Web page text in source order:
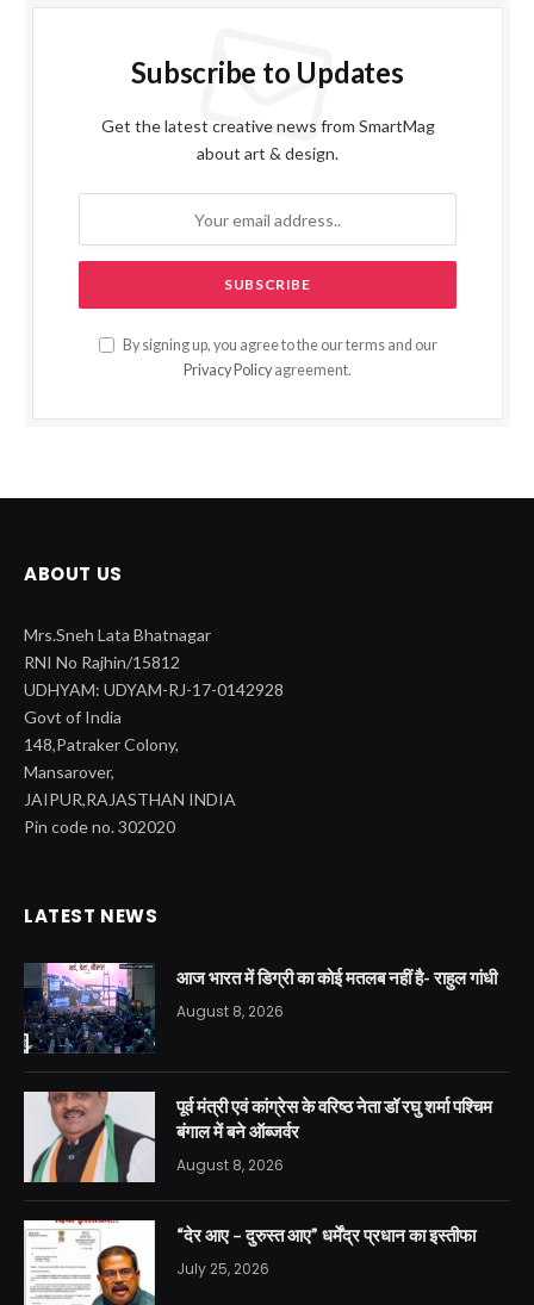
Subscribe to Updates
Get the latest creative news from SmartMag
about art & design.
By signing up, you agree to the our terms and our
Privacy Policy agreement.
ABOUT US
Mrs.Sneh Lata Bhatnagar
RNI No Rajhin/15812
UDHYAM: UDYAM-RJ-17-0142928
Govt of India
148,Patraker Colony,
Mansarover,
JAIPUR,RAJASTHAN INDIA
Pin code no. 302020
LATEST NEWS
आज भारत में डिग्री का कोई मतलब नहीं है- राहुल गांधी
August 8, 2026
पूर्व मंत्री एवं कांग्रेस के वरिष्ठ नेता डॉ रघु शर्मा पश्चिम
बंगाल में बने ऑब्जर्वर
August 8, 2026
“देर आए – दुरुस्त आए” धर्मेंद्र प्रधान का इस्तीफा
July 25, 2026